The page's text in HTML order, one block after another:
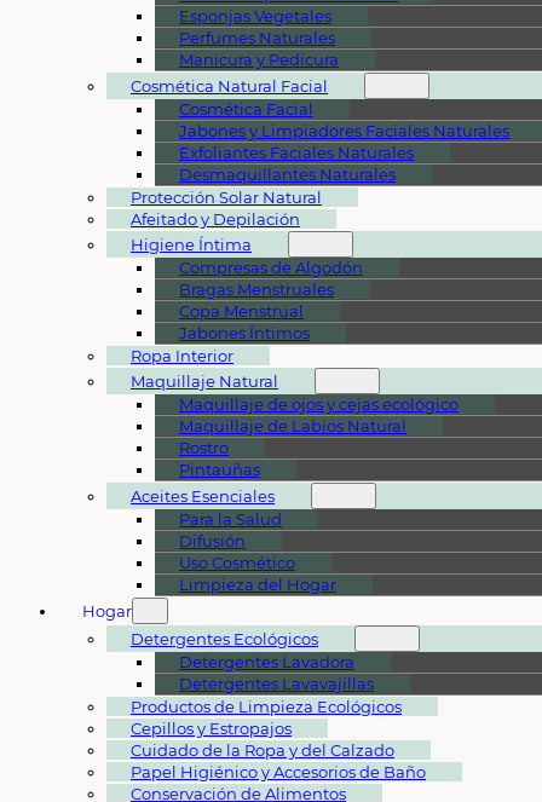
Esponjas Vegetales
Perfumes Naturales
Manicura y Pedicura
Cosmética Natural Facial
Cosmética Facial
Jabones y Limpiadores Faciales Naturales
Exfoliantes Faciales Naturales
Desmaquillantes Naturales
Protección Solar Natural
Afeitado y Depilación
Higiene Íntima
Compresas de Algodón
Bragas Menstruales
Copa Menstrual
Jabones Íntimos
Ropa Interior
Maquillaje Natural
Maquillaje de ojos y cejas ecológico
Maquillaje de Labios Natural
Rostro
Pintauñas
Aceites Esenciales
Para la Salud
Difusión
Uso Cosmético
Limpieza del Hogar
Hogar
Detergentes Ecológicos
Detergentes Lavadora
Detergentes Lavavajillas
Productos de Limpieza Ecológicos
Cepillos y Estropajos
Cuidado de la Ropa y del Calzado
Papel Higiénico y Accesorios de Baño
Conservación de Alimentos